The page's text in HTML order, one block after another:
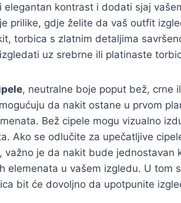
elegantan kontrast i dodati sjaj
prilike, gdje želite da vaš outfit
torbica s zlatnim detaljima
uz srebrne ili platinaste
, neutralne boje poput bež, crne
da nakit ostane u prvom
Bež cipele mogu vizualno
Ako se odlučite za upečatljive
važno je da nakit bude jednostavan
elemenata u vašem izgledu. U tom
bit će dovoljno da upotpunite